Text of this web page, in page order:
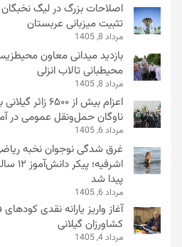
اصلاحات بزرگ در لیگ
تثبیت میزبانی عربستان
مرداد 8, 1405
بازدید میدانی معاون
محیطبانی تالاب انزلی
مرداد 8, 1405
اعزام بیش از
ناوگان حمل‌ونقل عمومی در
مرداد 6, 1405
غرق شدگی نوجوان نخبه
پیدا شد
مرداد 6, 1405
آغاز واریز یارانه نقدی
کشاورزان گیلانی
مرداد 4, 1405